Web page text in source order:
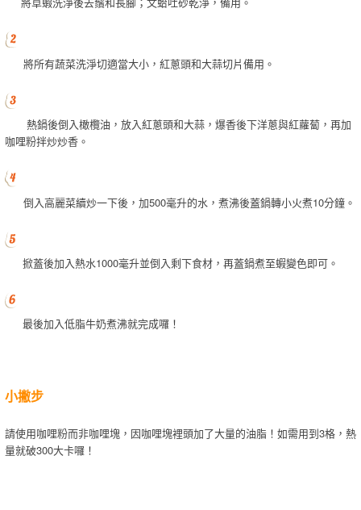
將所有蔬菜洗淨切適當大小，紅蔥頭和大蒜切片備用。
熱鍋後倒入橄欖油，放入紅蔥頭和大蒜，爆香後下洋蔥與紅蘿蔔，再加
咖哩粉拌炒炒香。
倒入高麗菜續炒一下後，加500毫升的水，煮沸後蓋鍋轉小火煮10分鐘。
掀蓋後加入熱水1000毫升並倒入剩下食材，再蓋鍋煮至蝦變色即可。
最後加入低脂牛奶煮沸就完成囉！
小撇步
請使用咖哩粉而非咖哩塊，因咖哩塊裡頭加了大量的油脂！如需用到3格，熱
量就破300大卡囉！